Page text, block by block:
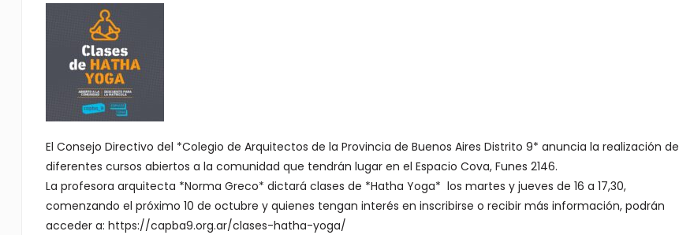
El Consejo Directivo del *Colegio de Arquitectos de la Provincia de Buenos Aires Distrito 9* anuncia la realización de
diferentes cursos abiertos a la comunidad que tendrán lugar en el Espacio Cova, Funes 2146.
La profesora arquitecta *Norma Greco* dictará clases de *Hatha Yoga* los martes y jueves de 16 a 17,30,
comenzando el próximo 10 de octubre y quienes tengan interés en inscribirse o recibir más información, podrán
acceder a: https://capba9.org.ar/clases-hatha-yoga/